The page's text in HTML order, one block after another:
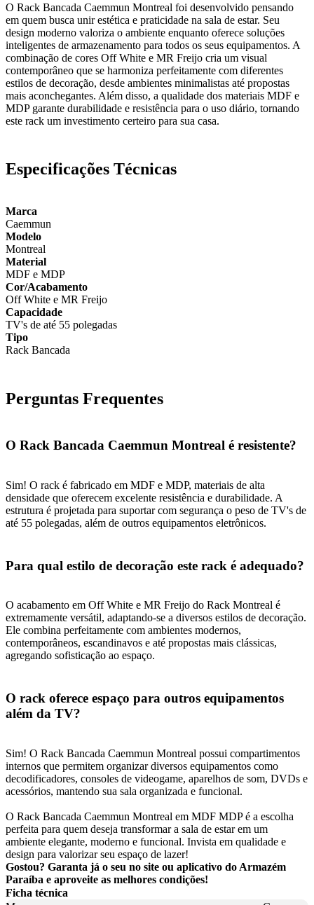
O Rack Bancada Caemmun Montreal foi desenvolvido pensando
em quem busca unir estética e praticidade na sala de estar. Seu
design moderno valoriza o ambiente enquanto oferece soluções
inteligentes de armazenamento para todos os seus equipamentos. A
combinação de cores Off White e MR Freijo cria um visual
contemporâneo que se harmoniza perfeitamente com diferentes
estilos de decoração, desde ambientes minimalistas até propostas
mais aconchegantes. Além disso, a qualidade dos materiais MDF e
MDP garante durabilidade e resistência para o uso diário, tornando
este rack um investimento certeiro para sua casa.
Especificações Técnicas
Marca
Caemmun
Modelo
Montreal
Material
MDF e MDP
Cor/Acabamento
Off White e MR Freijo
Capacidade
TV's de até 55 polegadas
Tipo
Rack Bancada
Perguntas Frequentes
O Rack Bancada Caemmun Montreal é resistente?
Sim! O rack é fabricado em MDF e MDP, materiais de alta
densidade que oferecem excelente resistência e durabilidade. A
estrutura é projetada para suportar com segurança o peso de TV's de
até 55 polegadas, além de outros equipamentos eletrônicos.
Para qual estilo de decoração este rack é adequado?
O acabamento em Off White e MR Freijo do Rack Montreal é
extremamente versátil, adaptando-se a diversos estilos de decoração.
Ele combina perfeitamente com ambientes modernos,
contemporâneos, escandinavos e até propostas mais clássicas,
agregando sofisticação ao espaço.
O rack oferece espaço para outros equipamentos
além da TV?
Sim! O Rack Bancada Caemmun Montreal possui compartimentos
internos que permitem organizar diversos equipamentos como
decodificadores, consoles de videogame, aparelhos de som, DVDs e
acessórios, mantendo sua sala organizada e funcional.
O Rack Bancada Caemmun Montreal em MDF MDP é a escolha
perfeita para quem deseja transformar a sala de estar em um
ambiente elegante, moderno e funcional. Invista em qualidade e
design para valorizar seu espaço de lazer!
Gostou? Garanta já o seu no site ou aplicativo do Armazém
Paraíba e aproveite as melhores condições!
Ficha técnica